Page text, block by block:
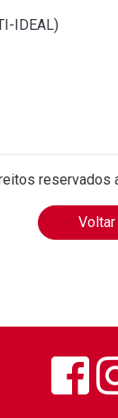
IDEAL)
reservados
Voltar